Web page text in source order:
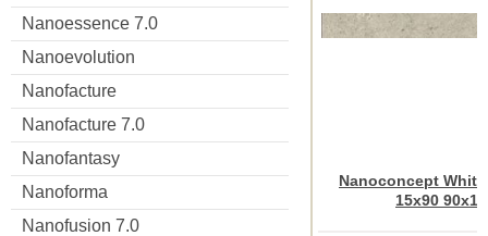
Nanoessence 7.0
Nanoevolution
Nanofacture
Nanofacture 7.0
Nanofantasy
Nanoforma
Nanofusion 7.0
Nanoconcept
15x90 90x15